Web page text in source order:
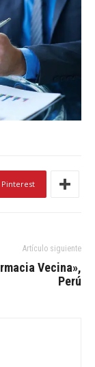
Pinterest
Artículo siguiente
Vecina»,
Perú